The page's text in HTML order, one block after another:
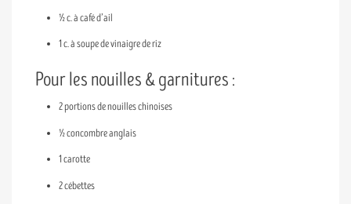
½ c. à café d’ail
1 c. à soupe de vinaigre de riz
Pour les nouilles & garnitures :
2 portions de nouilles chinoises
½ concombre anglais
1 carotte
2 cébettes